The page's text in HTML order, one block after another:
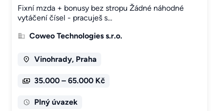
Fixní mzda + bonusy bez stropu Žádné náhodné
vytáčení čísel - pracuješ s…
Coweo Technologies s.r.o.
Vinohrady, Praha
35.000 – 65.000 Kč
Plný úvazek